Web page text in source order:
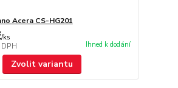
Acera CS-HG201
/ks
Ihned k dodání
Zvolit variantu